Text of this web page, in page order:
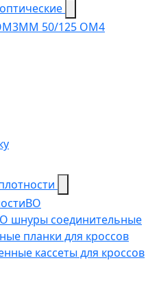
MM 50/125 OM4
ВО
шнуры соединительные
планки для кроссов
кассеты для кроссов